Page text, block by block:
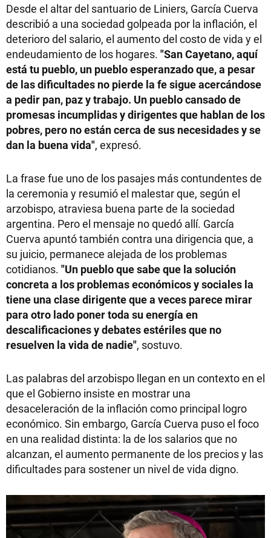
Desde el altar del santuario de Liniers, García Cuerva
describió a una sociedad golpeada por la inflación, el
deterioro del salario, el aumento del costo de vida y el
endeudamiento de los hogares. "San Cayetano, aquí
está tu pueblo, un pueblo esperanzado que, a pesar
de las dificultades no pierde la fe sigue acercándose
a pedir pan, paz y trabajo. Un pueblo cansado de
promesas incumplidas y dirigentes que hablan de los
pobres, pero no están cerca de sus necesidades y se
dan la buena vida", expresó.
La frase fue uno de los pasajes más contundentes de
la ceremonia y resumió el malestar que, según el
arzobispo, atraviesa buena parte de la sociedad
argentina. Pero el mensaje no quedó allí. García
Cuerva apuntó también contra una dirigencia que, a
su juicio, permanece alejada de los problemas
cotidianos. "Un pueblo que sabe que la solución
concreta a los problemas económicos y sociales la
tiene una clase dirigente que a veces parece mirar
para otro lado poner toda su energía en
descalificaciones y debates estériles que no
resuelven la vida de nadie", sostuvo.
Las palabras del arzobispo llegan en un contexto en el
que el Gobierno insiste en mostrar una
desaceleración de la inflación como principal logro
económico. Sin embargo, García Cuerva puso el foco
en una realidad distinta: la de los salarios que no
alcanzan, el aumento permanente de los precios y las
dificultades para sostener un nivel de vida digno.